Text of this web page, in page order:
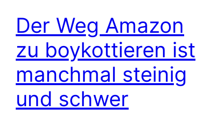
Der Weg Amazon
zu boykottieren ist
manchmal steinig
und schwer